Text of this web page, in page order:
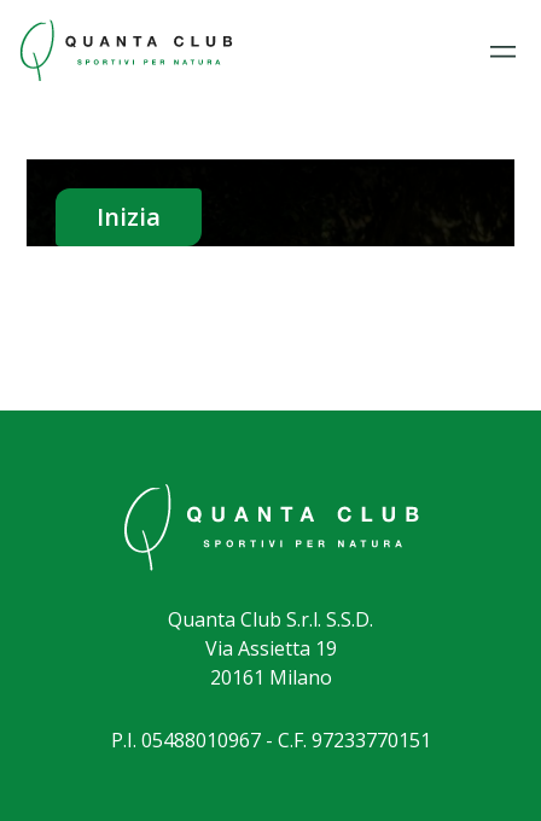
Inizia
Quanta Club S.r.l. S.S.D.
Via Assietta 19
20161 Milano
P.I. 05488010967 - C.F. 97233770151